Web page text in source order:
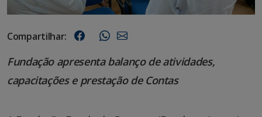
Compartilhar:
Fundação apresenta balanço de atividades,
capacitações e prestação de Contas